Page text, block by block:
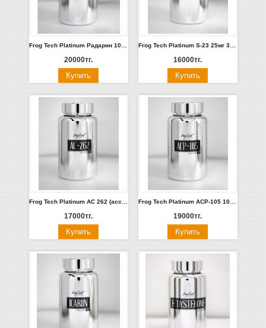
Frog Tech Platinum Радарин 10мг 30 капсул. Россия
20000тг.
Frog Tech Platinum S-23 25мг 30 капсул. Россия
16000тг.
17000тг.
Frog Tech Platinum ACP-105 10мг 30 капсул. Россия
19000тг.